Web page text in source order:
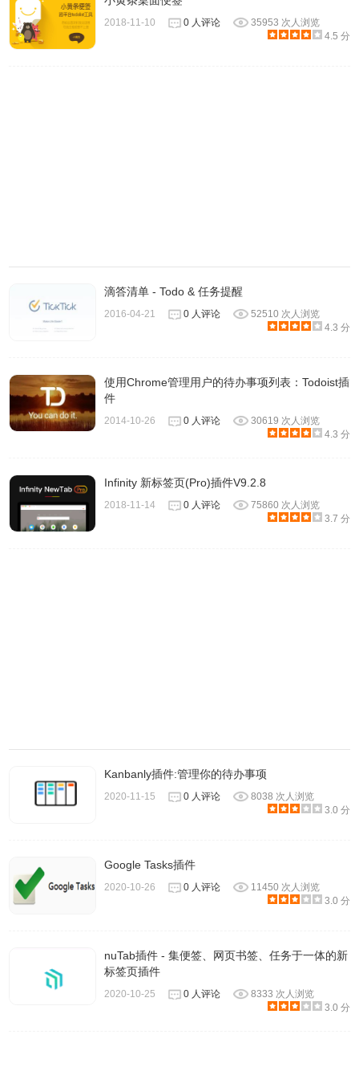
2、点击主界面的左上方的加一个任务按钮，用户可以在软件
中新建一个待办事项。
进度/行动注解，日志，重要度，紧急度/倒计，风险/状态。
5、当用户需要开始一次番茄倒计时，或者开始正向计时，需
要点击看板主界面的右上方的开始番茄或正向计时按钮。
2018-11-10 0 人评论
35953 次人浏览
4.5 分
滴答清单 - Todo & 任务提醒
2016-04-21 0 人评论
52510 次人浏览
4.3 分
使用Chrome管理用户的待办事项列表：Todoist插
件
2014-10-26 0 人评论
30619 次人浏览
4.3 分
Infinity 新标签页(Pro)插件V9.2.8
2018-11-14 0 人评论
75860 次人浏览
3.7 分
Kanbanly插件:管理你的待办事项
2020-11-15 0 人评论
8038 次人浏览
3.0 分
Google Tasks插件
2020-10-26 0 人评论
11450 次人浏览
3.0 分
nuTab插件 - 集便签、网页书签、任务于一体的新
标签页插件
2020-10-25 0 人评论
8333 次人浏览
3.0 分